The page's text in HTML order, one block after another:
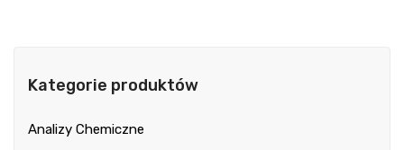
Kategorie produktów
Analizy Chemiczne